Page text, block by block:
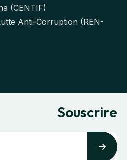
(CENTIF)
Anti-Corruption (REN-
Souscrire